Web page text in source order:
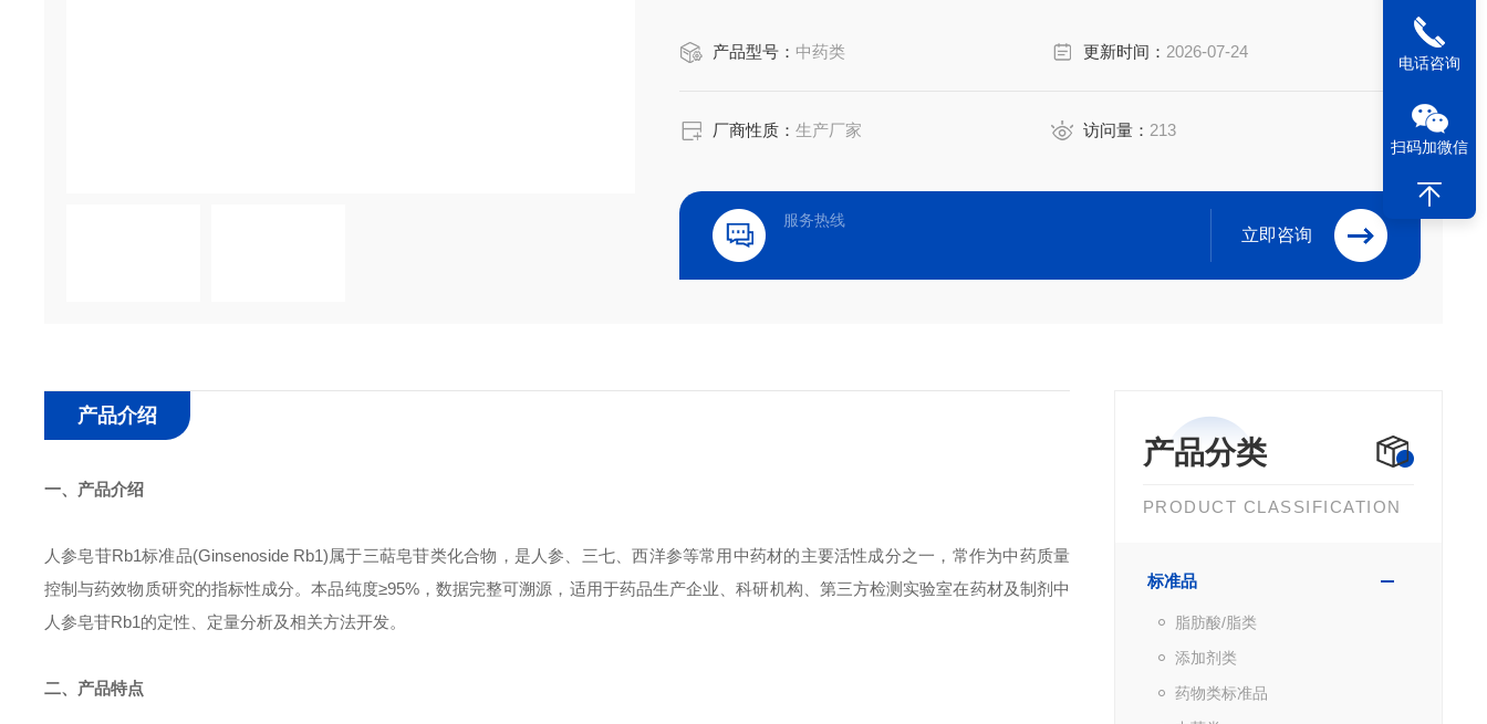
产品型号： 中药类 更新时间： 2026-07-24
厂商性质：生产厂家 访问量： 213
服务热线
立即咨询
产品分类
PRODUCT CLASSIFICATION
标准品
脂肪酸/脂类
添加剂类
药物类标准品
产品介绍
一、产品介绍
人参皂苷Rb1标准品(Ginsenoside Rb1)属于三萜皂苷类化合物，是人参、三七、西洋参等常用中药材的主要活性成分之一，常作为中药质量
控制与药效物质研究的指标性成分。本品纯度≥95%，数据完整可溯源，适用于药品生产企业、科研机构、第三方检测实验室在药材及制剂中
人参皂苷Rb1的定性、定量分析及相关方法开发。
二、产品特点
电话咨询
扫码加微信